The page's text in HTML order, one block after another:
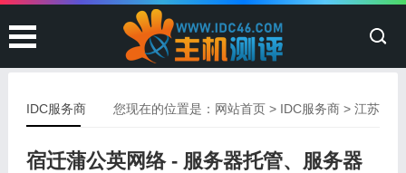
您现在的位置是： 网站首页 > IDC服务商 >江苏
IDC服务商
宿迁蒲公英网络 - 服务器托管、服务器